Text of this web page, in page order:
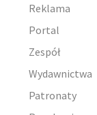
Reklama
Portal
Zespół
Wydawnictwa
Patronaty